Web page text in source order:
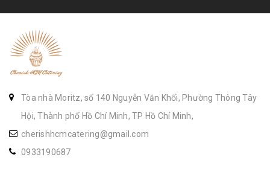
Tòa nhà Moritz, số 140 Nguyễn Văn Khối, Phường Thông Tây
Hội, Thành phố Hồ Chí Minh, TP Hồ Chí Minh,
cherishhcmcatering@gmail.com
0933190687